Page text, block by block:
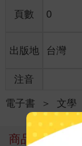
頁數 0
出版地 台灣
注音
電子書 ＞ 文學
商品評價